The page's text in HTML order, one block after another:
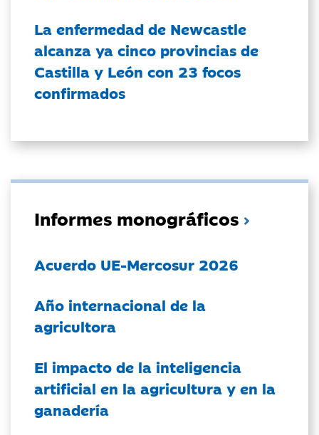
La enfermedad de Newcastle
alcanza ya cinco provincias de
Castilla y León con 23 focos
confirmados
Informes monográficos
Acuerdo UE-Mercosur 2026
Año internacional de la
agricultora
El impacto de la inteligencia
artificial en la agricultura y en la
ganadería